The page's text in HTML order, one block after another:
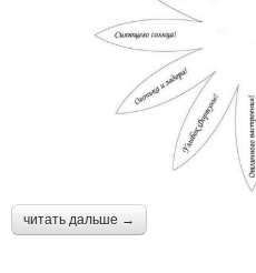
читать дальше →